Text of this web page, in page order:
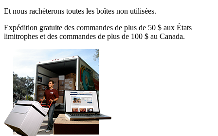
Et nous rachèterons toutes les boîtes non utilisées.
Expédition gratuite des commandes de plus de 50 $ aux États
limitrophes et des commandes de plus de 100 $ au Canada.